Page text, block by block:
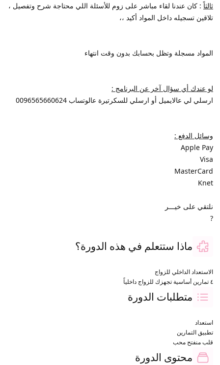
ثالثاً: كان عندنا لقاء مباشر على زوم للأسئلة اللي محتاجة شرح وتفصيل ،
تلاقين تسجيله داخل المواد أكيد ،،
المواد مسجلة وتظل بحسابك بدون وقت انتهاء
لو عندك أي سؤال آخر عن البرنامج :
ارسلي لي عالايميل أو ارسلي للسكرتيرة عالوتساب 0096565660624
وسائل الدفع :
Apple Pay
Visa
MasterCard
Knet
نلتقي على خيـــر
?
ماذا ستتعلم في هذه الدورة؟
الاستعداد الداخلي للزواج
٤ تمارين أساسية تجهزك للزواج داخلياً
متطلبات الدورة
استعداد
تطبيق التمارين
قلب منفتح محب
محتوى الدورة